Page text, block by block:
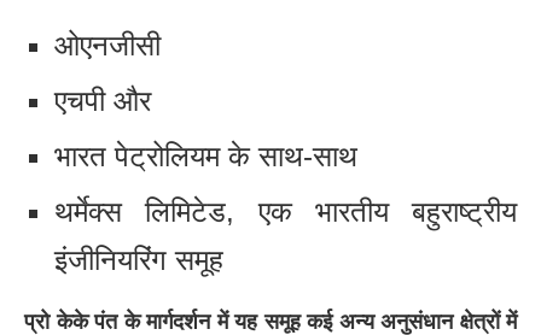
ओएनजीसी
एचपी और
भारत पेट्रोलियम के साथ-साथ
थर्मेक्स लिमिटेड, एक भारतीय बहुराष्ट्रीय
इंजीनियरिंग समूह
प्रो केके पंत के मार्गदर्शन में यह समूह कई अन्य अनुसंधान क्षेत्रों में